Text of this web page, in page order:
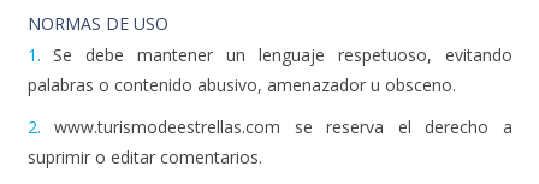
NORMAS DE USO
1. Se debe mantener un lenguaje respetuoso, evitando
palabras o contenido abusivo, amenazador u obsceno.
2. www.turismodeestrellas.com se reserva el derecho a
suprimir o editar comentarios.